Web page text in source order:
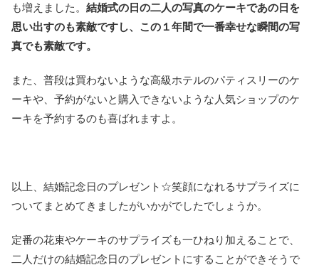
も増えました。 結婚式の日の二人の写真のケーキであの日を
思い出すのも素敵ですし、この１年間で一番幸せな瞬間の写
真でも素敵です。
また、普段は買わないような高級ホテルのパティスリーのケ
ーキや、予約がないと購入できないような人気ショップのケ
ーキを予約するのも喜ばれますよ。
以上、結婚記念日のプレゼント☆笑顔になれるサプライズに
ついてまとめてきましたがいかがでしたでしょうか。
定番の花束やケーキのサプライズも一ひねり加えることで、
二人だけの結婚記念日のプレゼントにすることができそうで